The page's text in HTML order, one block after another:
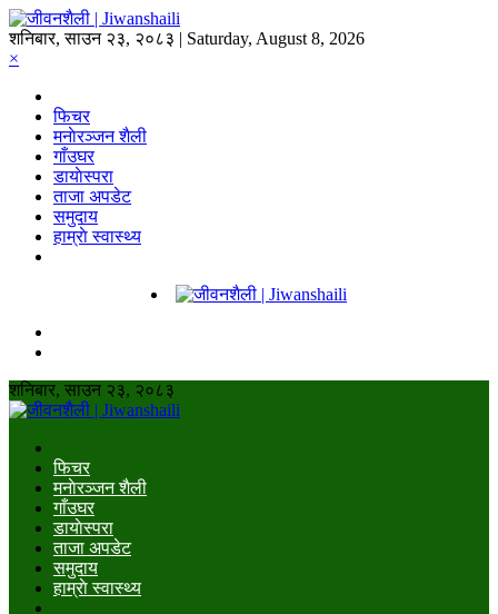
शनिबार, साउन २३, २०८३ | Saturday, August 8, 2026
×
फिचर
मनाेरञ्जन शैली
गाँउघर
डायाेस्परा
ताजा अपडेट
समुदाय
हाम्राे स्वास्थ्य
शनिबार, साउन २३, २०८३
फिचर
मनाेरञ्जन शैली
गाँउघर
डायाेस्परा
ताजा अपडेट
समुदाय
हाम्राे स्वास्थ्य